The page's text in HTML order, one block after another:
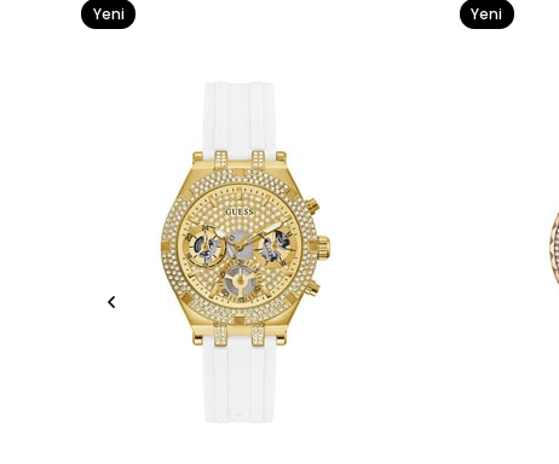
Yeni
Yeni